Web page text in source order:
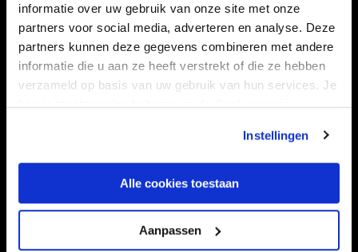
informatie over uw gebruik van onze site met onze
partners voor social media, adverteren en analyse. Deze
partners kunnen deze gegevens combineren met andere
informatie die u aan ze heeft verstrekt of die ze hebben
verzameld op basis van uw gebruik van hun services. Je
kan je toestemming beheren op de Cookiepagina.
Instellingen
Alle cookies toestaan
Aanpassen
CLUB
TEAMS
STADION
FOUNDATION
KAARTVERKOOP
BUSINESS
Informatie
VEELGESTELDE VRAGEN